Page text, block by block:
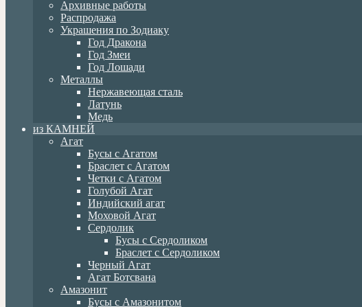
Архивные работы
Распродажа
Украшения по Зодиаку
Год Дракона
Год Змеи
Год Лошади
Металлы
Нержавеющая сталь
Латунь
Медь
из КАМНЕЙ
Агат
Бусы с Агатом
Браслет с Агатом
Четки с Агатом
Голубой Агат
Индийский агат
Моховой Агат
Сердолик
Бусы с Сердоликом
Браслет с Сердоликом
Черный Агат
Агат Ботсвана
Амазонит
Бусы с Амазонитом